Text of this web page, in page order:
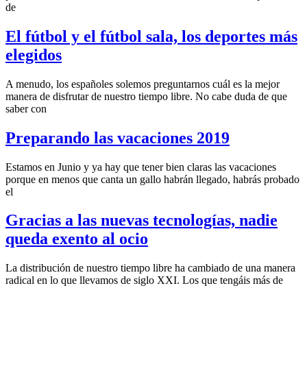
de
El fútbol y el fútbol sala, los deportes más
elegidos
A menudo, los españoles solemos preguntarnos cuál es la mejor
manera de disfrutar de nuestro tiempo libre. No cabe duda de que
saber con
Preparando las vacaciones 2019
Estamos en Junio y ya hay que tener bien claras las vacaciones
porque en menos que canta un gallo habrán llegado, habrás probado
el
Gracias a las nuevas tecnologías, nadie
queda exento al ocio
La distribución de nuestro tiempo libre ha cambiado de una manera
radical en lo que llevamos de siglo XXI. Los que tengáis más de